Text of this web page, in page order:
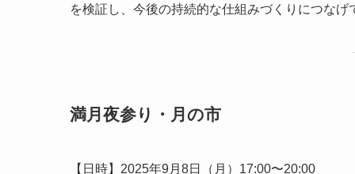
を検証し、今後の持続的な仕組みづくりにつなげ
満月夜参り・月の市
【日時】2025年9月8日（月）17:00〜20:00